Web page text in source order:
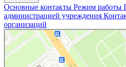
Основные контакты Режим работы
администрацией учреждения
организаций
«Нижегородская областная клиническая
Отделение больницы, госпиталя в Нижнем
Больница для взрослых в Нижнем Новгороде